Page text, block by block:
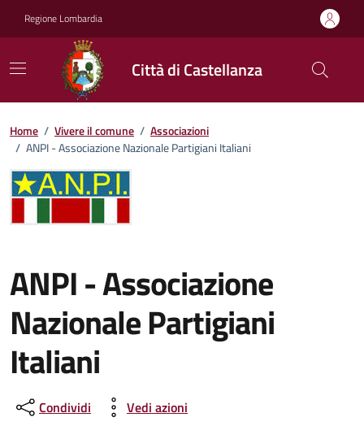
Regione Lombardia
Città di Castellanza
Home / Vivere il comune / Associazioni
/ ANPI - Associazione Nazionale Partigiani Italiani
ANPI - Associazione
Nazionale Partigiani
Italiani
Condividi Vedi azioni